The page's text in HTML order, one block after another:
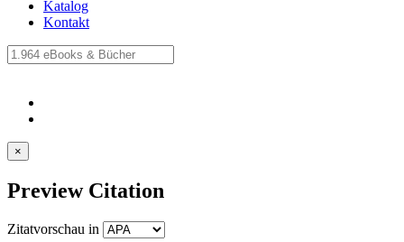
Katalog
Kontakt
×
Preview Citation
Zitatvorschau in